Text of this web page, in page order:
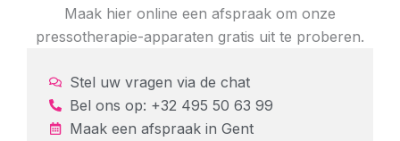
Maak hier online een afspraak om onze
pressotherapie-apparaten gratis uit te proberen.
Stel uw vragen via de chat
Bel ons op: +32 495 50 63 99
Maak een afspraak in Gent